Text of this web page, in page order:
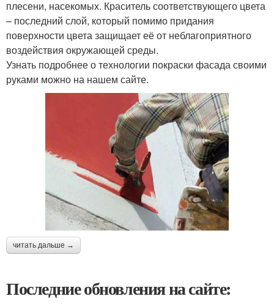
плесени, насекомых. Краситель соответствующего цвета
– последний слой, который помимо придания
поверхности цвета защищает её от неблагоприятного
воздействия окружающей среды.
Узнать подробнее о технологии покраски фасада своими
руками можно на нашем сайте.
читать дальше →
Последние обновления на сайте: